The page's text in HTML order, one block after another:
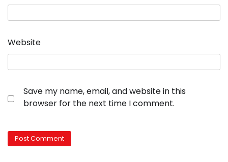
Website
Save my name, email, and website in this
browser for the next time I comment.